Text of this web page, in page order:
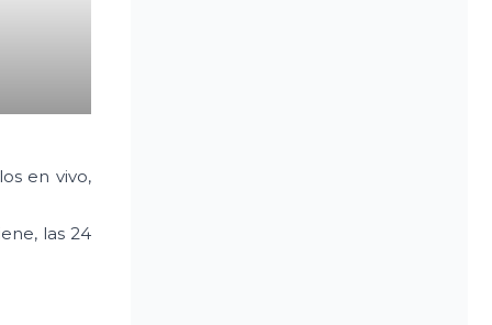
en vivo,
las 24